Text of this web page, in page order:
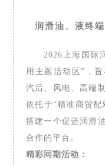
润滑油、液终
2026上海国际
用主题活动区”，
汽后、风电、高端
依托于“精准商贸配
搭建一个促进润滑
合作的平台。
精彩同期活动：